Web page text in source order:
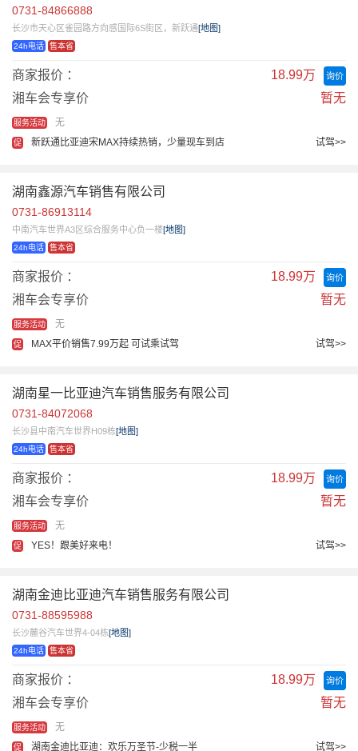
0731-84866888
长沙市天心区雀园路方向感国际6S街区，新跃通[地图]
24h电话 售本省
商家报价 ： 询价
18.99万
湘车会专享价
暂无
服务活动 无
促 新跃通比亚迪宋MAX持续热销，少量现车到店 试驾>>
湖南鑫源汽车销售有限公司
0731-86913114
中南汽车世界A3区综合服务中心负一楼[地图]
24h电话 售本省
商家报价 ： 询价
18.99万
湘车会专享价
暂无
服务活动 无
促 MAX平价销售7.99万起 可试乘试驾 试驾>>
湖南星一比亚迪汽车销售服务有限公司
0731-84072068
长沙县中南汽车世界H09栋[地图]
24h电话 售本省
商家报价 ： 询价
18.99万
湘车会专享价
暂无
服务活动 无
促 YES！跟美好来电！ 试驾>>
湖南金迪比亚迪汽车销售服务有限公司
0731-88595988
长沙麓谷汽车世界4-04栋[地图]
24h电话 售本省
商家报价 ： 询价
18.99万
湘车会专享价
暂无
服务活动 无
促 湖南金迪比亚迪：欢乐万圣节-少税一半 试驾>>